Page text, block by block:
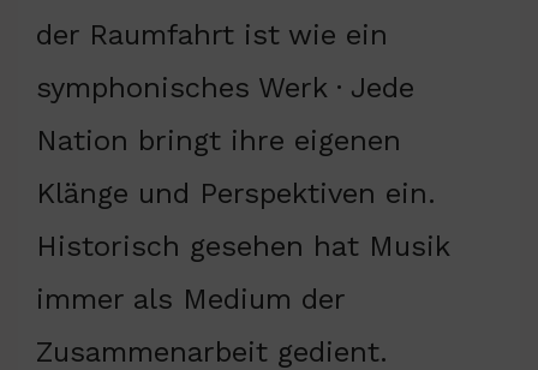
der Raumfahrt ist wie ein
symphonisches Werk · Jede
Nation bringt ihre eigenen
Klänge und Perspektiven ein.
Historisch gesehen hat Musik
immer als Medium der
Zusammenarbeit gedient.